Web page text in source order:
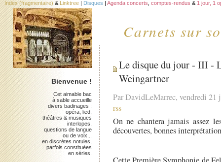
Carnets sur
Index (fragmentaire) & Linktree | Disques | Agenda concerts comptes-rendus & 1 jour, 1
Le disque du jour - III -
Weingartner
Par DavidLeMarrec, vendredi
rss
On ne chantera jamais assez
découvertes, bonnes
Bienvenue !
Cet aimable bac
à sable accueille
divers badinages :
opéra, lied,
théâtres & musiques
interlopes,
questions de langue
ou de voix...
en discrètes notules,
parfois constituées
en séries.